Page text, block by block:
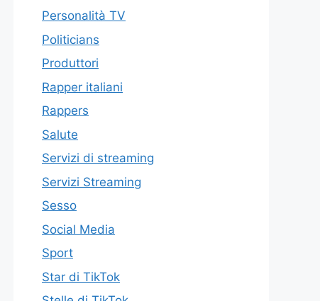
Personalità TV
Politicians
Produttori
Rapper italiani
Rappers
Salute
Servizi di streaming
Servizi Streaming
Sesso
Social Media
Sport
Star di TikTok